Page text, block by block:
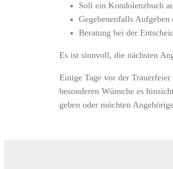
Soll ein Kondolenzbuch
Gegebenenfalls
Beratung bei der
Es ist sinnvoll, die nächsten
Einige Tage vor der
besonderen Wünsche es
geben oder möchten